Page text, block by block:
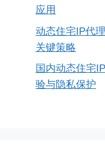
应用
动态住宅IP代
关键策略
国内动态住宅
验与隐私保护